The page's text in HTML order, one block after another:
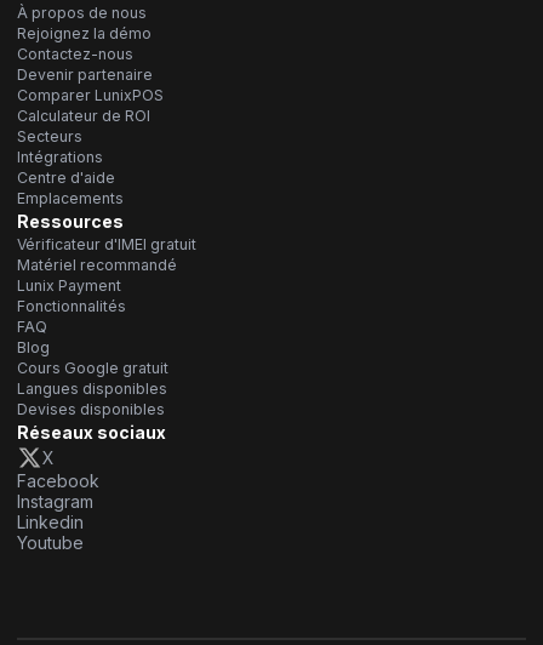
À propos de nous
Rejoignez la démo
Contactez-nous
Devenir partenaire
Comparer LunixPOS
Calculateur de ROI
Secteurs
Intégrations
Centre d'aide
Emplacements
Ressources
Vérificateur d'IMEI gratuit
Matériel recommandé
Lunix Payment
Fonctionnalités
FAQ
Blog
Cours Google gratuit
Langues disponibles
Devises disponibles
Réseaux sociaux
X
Facebook
Instagram
Linkedin
Youtube